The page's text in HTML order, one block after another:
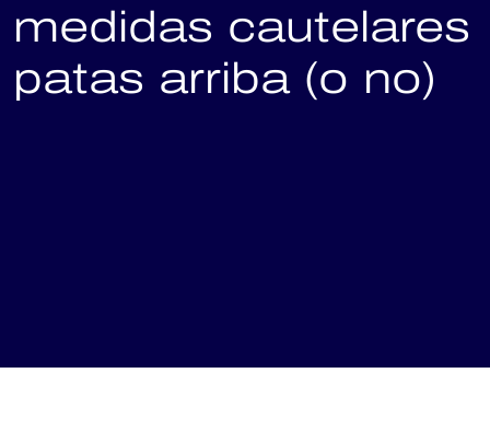
medidas cautelares
patas arriba (o no)